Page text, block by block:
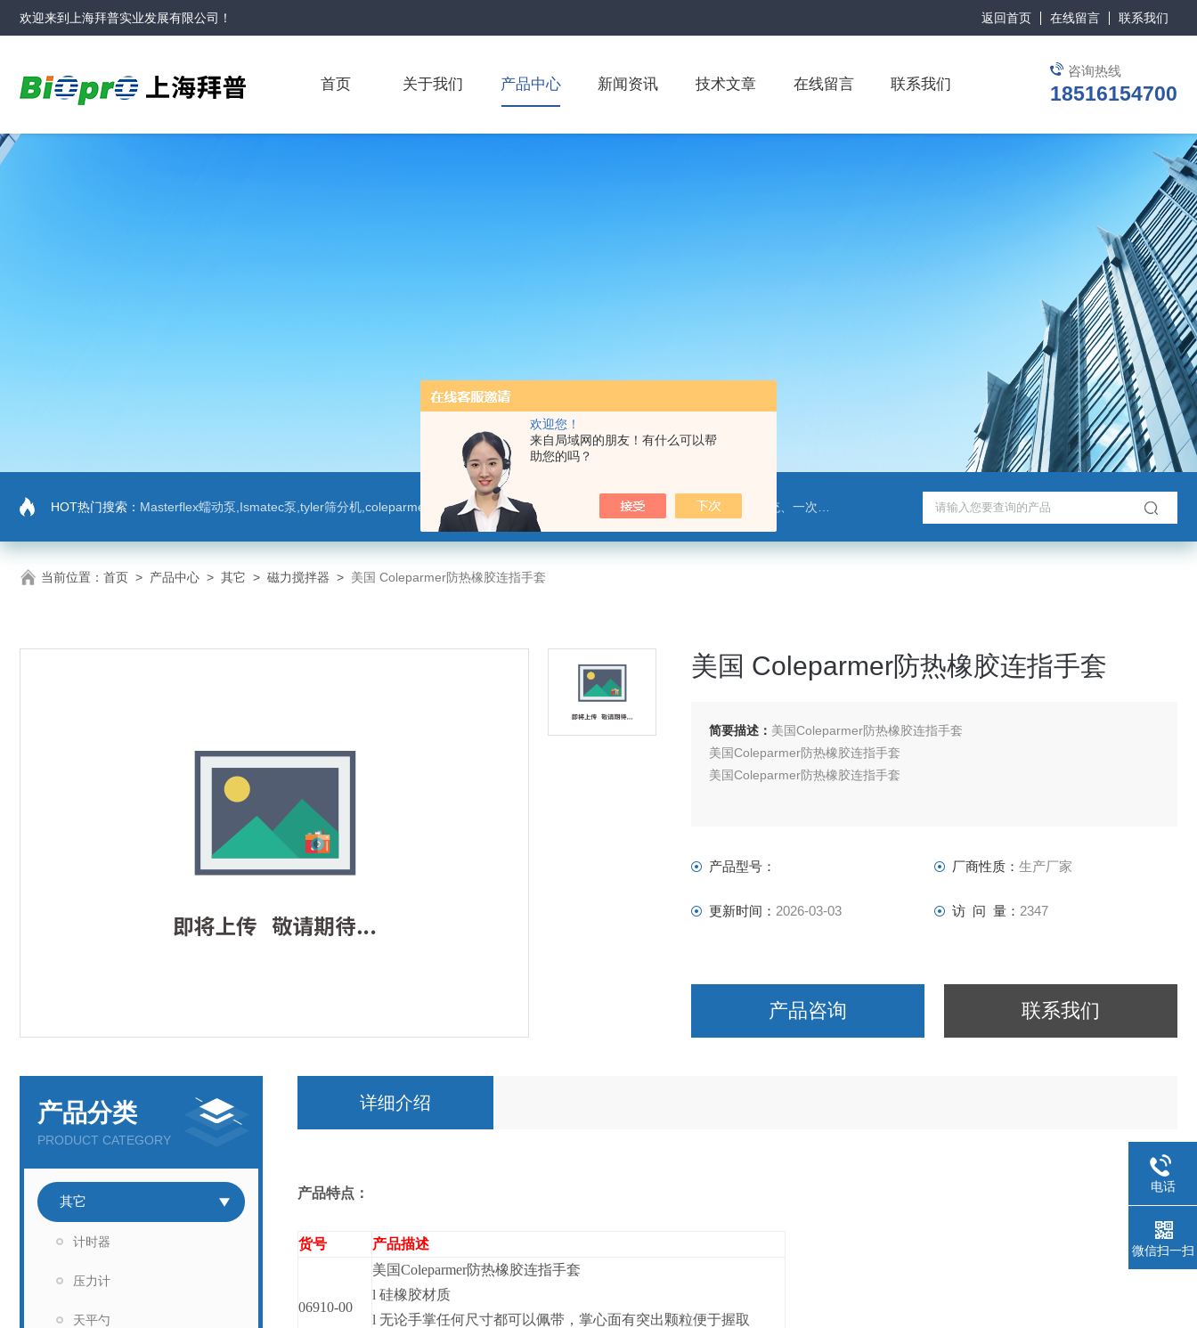
欢迎您！
来自局域网的朋友！有什么可以帮
助您的吗？
欢迎来到 上海拜普实业发展有限公司 ！ 返回首页 在线留言 联系我们
咨询热线
18516154700
首页 关于我们 产品中心 新闻资讯 技术文章 在线留言 联系我们
HOT热门搜索： Masterflex蠕动泵,Ismatec泵,tyler筛分机,coleparmer,注射泵,洗瓶机,p80橡胶润滑剂PendoTECH压力监控与传送系统、一次压力传感器 ，圣戈班管
当前位置： 首页 > 产品中心 > 其它 > 磁力搅拌器 > 美国 Coleparmer防热橡胶连指手套
美国 Coleparmer防热橡胶连指手套
简要描述： 美国Coleparmer防热橡胶连指手套
美国Coleparmer防热橡胶连指手套
美国Coleparmer防热橡胶连指手套
产品型号： 厂商性质： 生产厂家
更新时间： 2026-03-03 访 问 量： 2347
产品咨询 联系我们
产品分类
PRODUCT CATEGORY
其它
计时器
压力计
天平勺
详细介绍
产品特点：
货号 产品描述
06910-00
美国Coleparmer防热橡胶连指手套
l 硅橡胶材质
l 无论手掌任何尺寸都可以佩带，掌心面有突出颗粒便于握取
电话
微信扫一扫